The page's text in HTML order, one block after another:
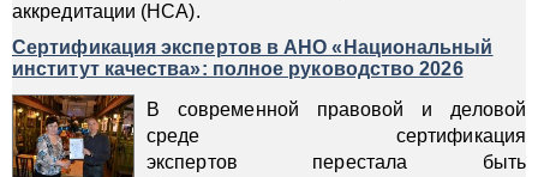
аккредитации (НСА).
Сертификация экспертов в АНО «Национальный
институт качества»: полное руководство 2026
В современной правовой и деловой
среде сертификация
экспертов перестала быть